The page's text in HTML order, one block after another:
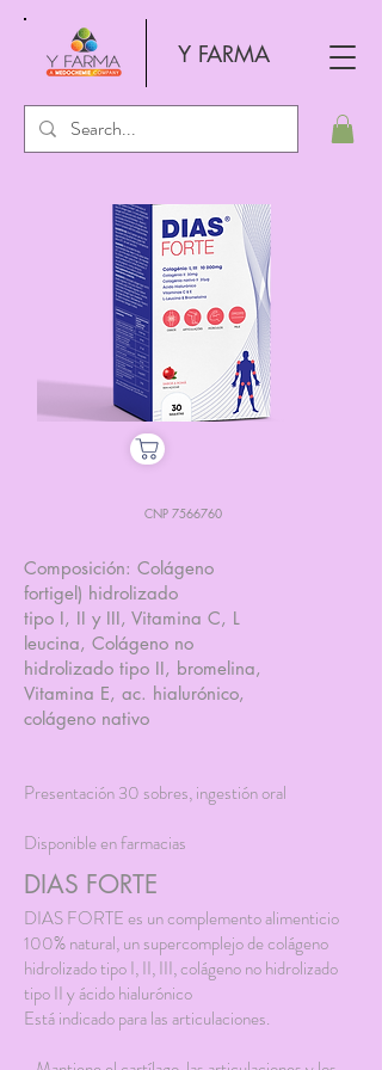
Y FARMA
CNP 7566760
Composición: Colágeno
fortigel) hidrolizado
tipo I, II y III, Vitamina C, L
leucina, Colágeno no
hidrolizado tipo II, bromelina,
Vitamina E, ac. hialurónico,
colágeno nativo
Presentación 30 sobres, ingestión oral
Disponible en farmacias
DIAS FORTE
DIAS FORTE es un complemento alimenticio
100% natural, un supercomplejo de colágeno
hidrolizado tipo I, II, III, colágeno no hidrolizado
tipo II y ácido hialurónico
Está indicado para las articulaciones.